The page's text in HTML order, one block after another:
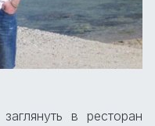
в ресторан